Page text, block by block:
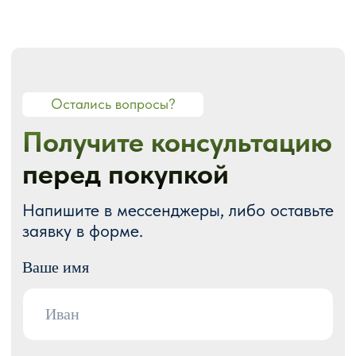
О нас
Портфолио
Блог
Акции
ГОТОВЫЕ РЕШЕНИЯ
Готовые многостраничные сайты